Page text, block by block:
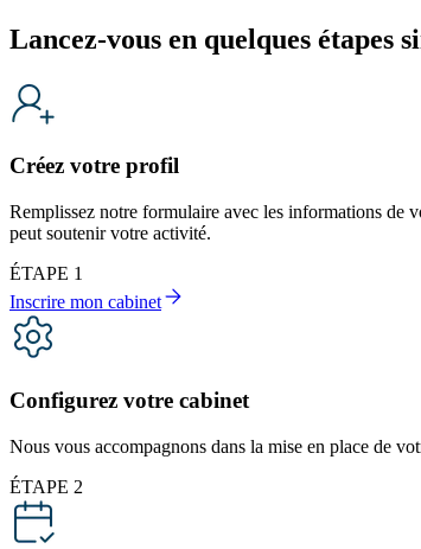
Lancez-vous en quelques étapes
Créez votre profil
Remplissez notre formulaire avec les informations de
peut soutenir votre activité.
ÉTAPE 1
Inscrire mon cabinet
Configurez votre cabinet
Nous vous accompagnons dans la mise en place de
ÉTAPE 2